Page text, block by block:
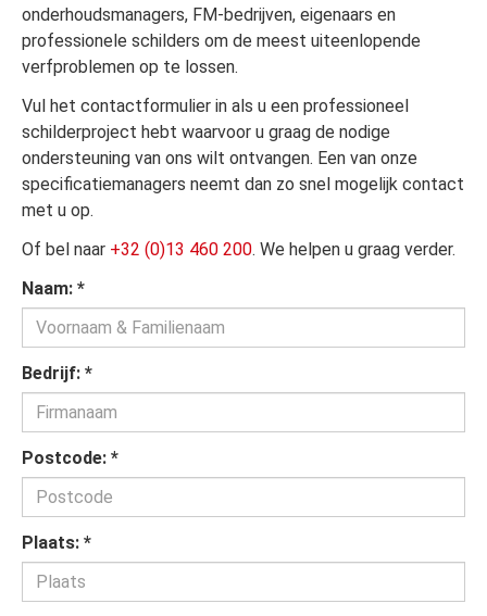
onderhoudsmanagers, FM-bedrijven, eigenaars en
professionele schilders om de meest uiteenlopende
verfproblemen op te lossen.
Vul het contactformulier in als u een professioneel
schilderproject hebt waarvoor u graag de nodige
ondersteuning van ons wilt ontvangen. Een van onze
specificatiemanagers neemt dan zo snel mogelijk contact
met u op.
Of bel naar +32 (0)13 460 200. We helpen u graag verder.
Naam: *
Bedrijf: *
Postcode: *
Plaats: *